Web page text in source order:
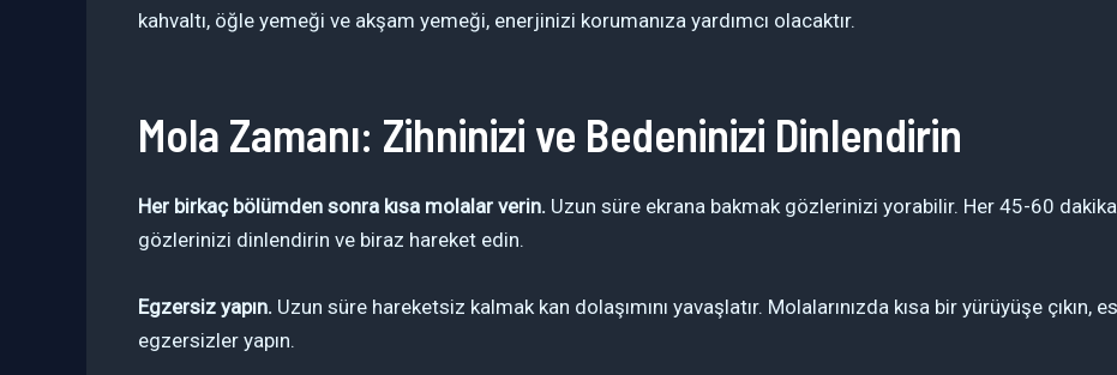
kahvaltı, öğle yemeği ve akşam yemeği, enerjinizi korumanıza yardımcı olacaktır.
Mola Zamanı: Zihninizi ve Bedeninizi Dinlendirin
Her birkaç bölümden sonra kısa molalar verin. Uzun süre ekrana bakmak gözlerinizi yorabilir. Her 45-60
gözlerinizi dinlendirin ve biraz hareket edin.
Egzersiz yapın. Uzun süre hareketsiz kalmak kan dolaşımını yavaşlatır. Molalarınızda kısa bir yürüyüşe çıkın,
egzersizler yapın.